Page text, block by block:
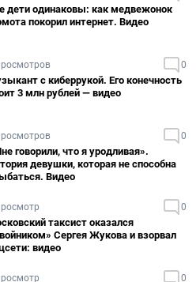
дети одинаковы: как медвежонок
покорил интернет. Видео
0
с киберрукой. Его конечность
3 млн рублей — видео
0
говорили, что я уродливая».
девушки, которая не способна
Видео
0
таксист оказался
Сергея Жукова и взорвал
видео
0